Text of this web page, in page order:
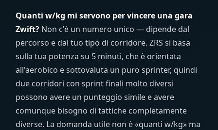
Quanti w/kg mi servono per vincere una gara
Zwift? Non c'è un numero unico — dipende dal
percorso e dal tuo tipo di corridore. ZRS si basa
sulla tua potenza su 5 minuti, che è orientata
all'aerobico e sottovaluta un puro sprinter, quindi
due corridori con sprint finali molto diversi
possono avere un punteggio simile e avere
comunque bisogno di tattiche completamente
diverse. La domanda utile non è «quanti w/kg» ma